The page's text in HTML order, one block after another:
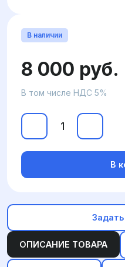
ОПИСАНИЕ ТОВАРА
В наличии
8 000 руб.
В том числе НДС 5%
В